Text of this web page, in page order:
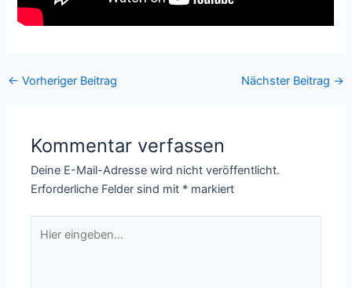
← Vorheriger Beitrag Nächster Beitrag →
Kommentar verfassen
Deine E-Mail-Adresse wird nicht veröffentlicht.
Erforderliche Felder sind mit * markiert
eingeben…